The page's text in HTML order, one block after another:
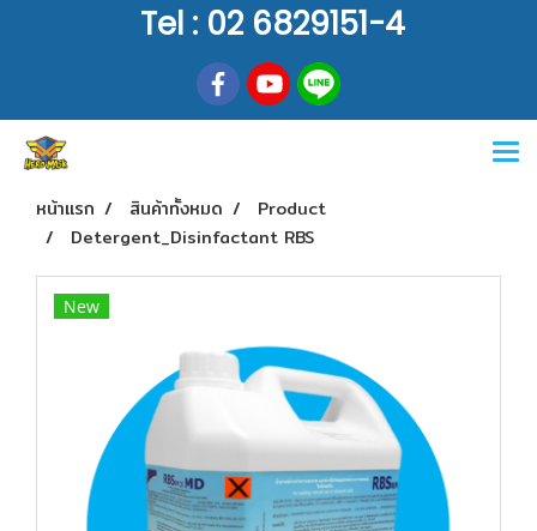
Tel : 02 6829151-4
หน้าแรก สินค้าทั้งหมด
Product
Detergent_Disinfactant RBS
New